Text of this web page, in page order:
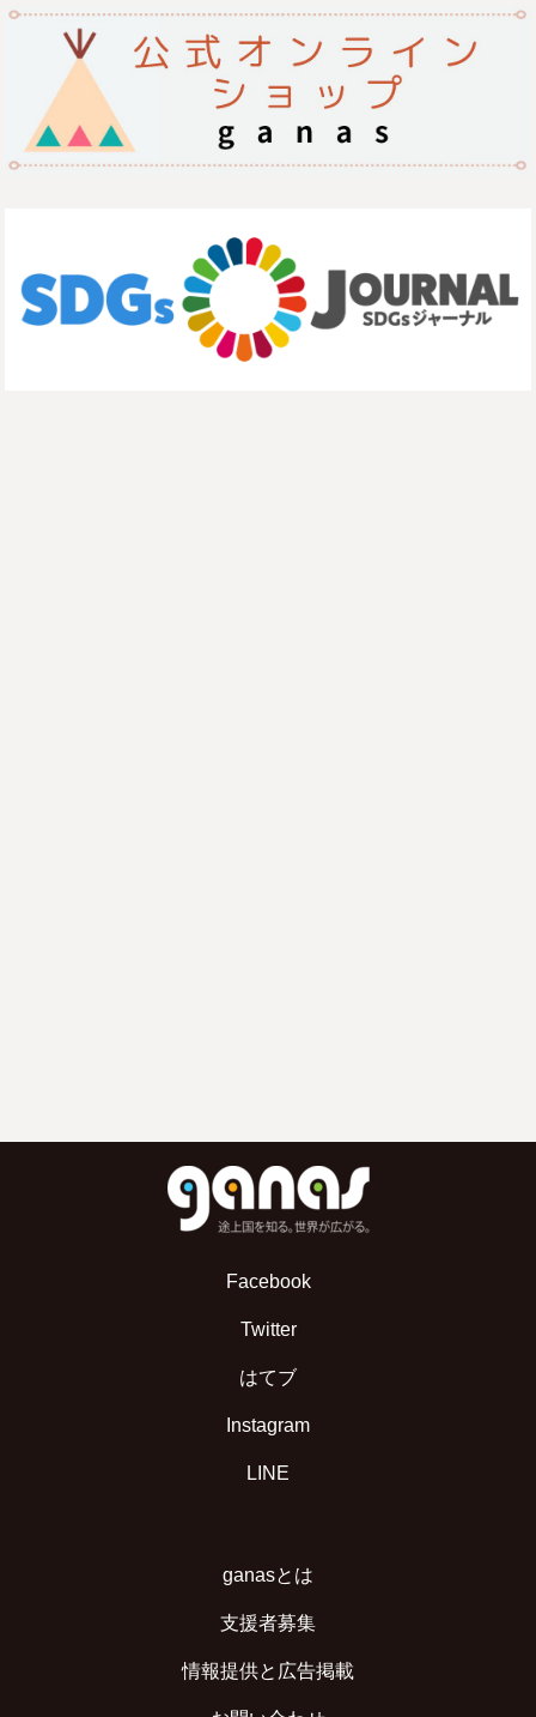
Facebook
Twitter
はてブ
Instagram
LINE
ganasとは
支援者募集
情報提供と広告掲載